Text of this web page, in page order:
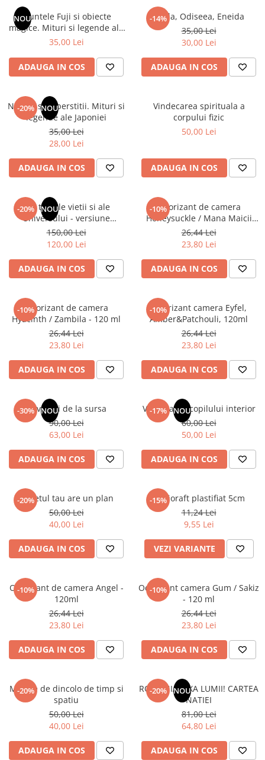
Audiobook
ReConnect
Crestinism
ScienceConnection
SelfConnect
SelfHealing
Vindecare Spirituala
Senzatii/Thriller
SF & Fantasy
Teatru
Teens Book Club
Instrumente si Truse Geometrie
Seturi scolare
Calculator
Consumabile & Accesorii
COLOREAZA CU PRIETENII
De colorat
Pot desena minunat
Carti educative
Copii 0-7 ani
Clubul Premiantilor
Super pitici 2-5 ani
Dezvoltare personala
Enciclopedii
Legende istorice
Literatura Scolara
Elevi de 10 plus
Lecturi Scolare
Lumea Copilariei
Ma pregatesc pentru scoala
Manuale - Carte Scolara
Clasa a II-a
Clasa a III-a
Clasa a IV-a
Clasa a V-a
Clasa a VI-a
Clasa a VIII-a
Clasa pregatitoare
Limbi Straine
Povesti ilustrate
Povesti - Basme - Legende
Religie pentru copii
ScienceConnection
Puzzle-uri
Puzzle
Puzzle 3D Lemn
NOUMuntele Fuji si obiecte
magice. Mituri si legende ale
Japoniei
35,00 Lei
ADAUGA IN COS
-14%
Iliada, Odiseea, Eneida
35,00 Lei
30,00 Lei
ADAUGA IN COS
-20% NOU
Natura si superstitii. Mituri si
legende ale Japoniei
35,00 Lei
28,00 Lei
ADAUGA IN COS
Vindecarea spirituala a
corpului fizic
50,00 Lei
ADAUGA IN COS
-20% NOU
Din tainele vietii si ale
Universului - versiune
originala din 1939. Volumele I-
III. Cutie de colectie -Scarlat
Demetrescu
150,00 Lei
120,00 Lei
ADAUGA IN COS
-10%
Odorizant de camera
Honeysuckle / Mana Maicii
Domnului - 120 ml
26,44 Lei
23,80 Lei
ADAUGA IN COS
-10%
Odorizant de camera
Hyacinth / Zambila - 120 ml
26,44 Lei
23,80 Lei
ADAUGA IN COS
-10%
Odorizant camera Eyfel,
Amber&Patchouli, 120ml
26,44 Lei
23,80 Lei
ADAUGA IN COS
-30% NOU
Revelatii de la sursa
90,00 Lei
63,00 Lei
ADAUGA IN COS
-17% NOU
Vindecarea copilului interior
60,00 Lei
50,00 Lei
ADAUGA IN COS
-20%
Sufletul tau are un plan
50,00 Lei
40,00 Lei
ADAUGA IN COS
-15%
Biblioraft plastifiat 5cm
11,24 Lei
9,55 Lei
VEZI VARIANTE
-10%
Odorizant de camera Angel -
120ml
26,44 Lei
23,80 Lei
ADAUGA IN COS
-10%
Odorizant camera Gum / Sakiz
- 120 ml
26,44 Lei
23,80 Lei
ADAUGA IN COS
-20%
Mesaje de dincolo de timp si
spatiu
50,00 Lei
40,00 Lei
ADAUGA IN COS
-20% NOU
ROMANIA, AXA LUMII! CARTEA
NATIEI
81,00 Lei
64,80 Lei
ADAUGA IN COS